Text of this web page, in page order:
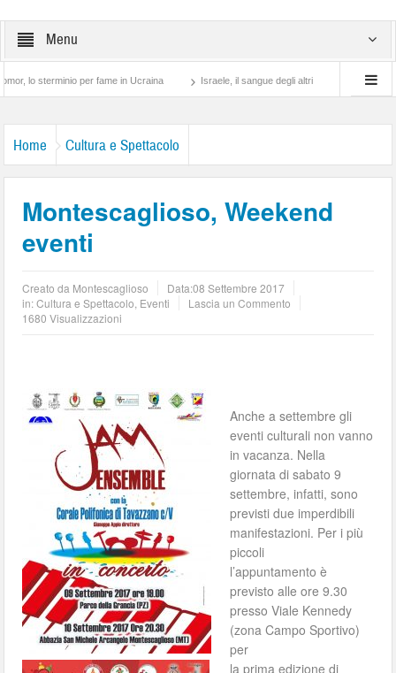
Menu
per fame in Ucraina Israele, il sangue degli altri Lotta di classe… tra
Home Cultura e Spettacolo
Montescaglioso, Weekend
eventi
Creato da Montescaglioso Data:08 Settembre 2017
in:Cultura e Spettacolo Eventi
Lascia un Commento
1680 Visualizzazioni
Anche a settembre gli
eventi culturali non vanno
in vacanza. Nella
giornata di sabato 9
settembre, infatti, sono
previsti due imperdibili
manifestazioni. Per i più
piccoli
l’appuntamento è
previsto alle ore 9.30
presso Viale Kennedy
(zona Campo Sportivo)
per
la prima edizione di